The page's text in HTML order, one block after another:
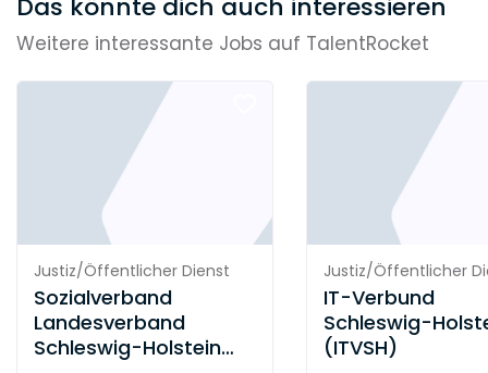
Das könnte dich auch interessieren
Weitere interessante Jobs auf TalentRocket
Justiz/Öffentlicher Dienst
Sozialverband
Landesverband
Schleswig-Holstein
Justiz/Öffentlicher
IT-Verbund
Schleswig-
(ITVSH)